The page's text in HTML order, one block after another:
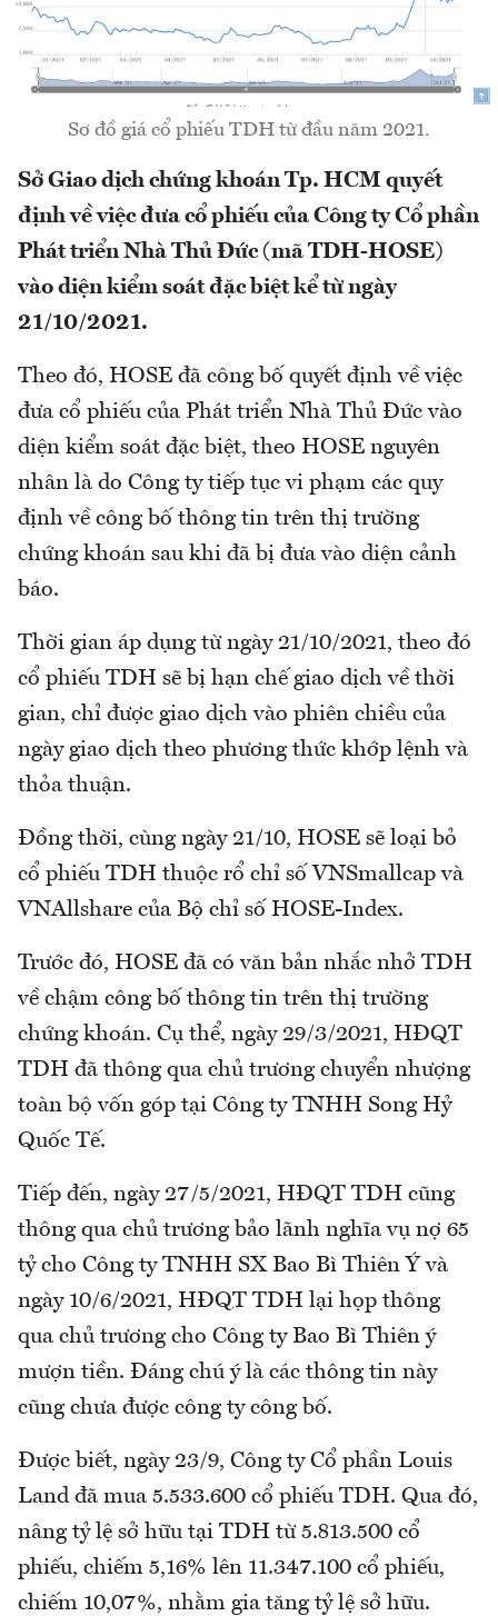
Sơ đồ giá cổ phiếu TDH từ đầu năm 2021.
Sở Giao dịch chứng khoán Tp. HCM quyết
định về việc đưa cổ phiếu của Công ty Cổ phần
Phát triển Nhà Thủ Đức (mã TDH-HOSE)
vào diện kiểm soát đặc biệt kể từ ngày
21/10/2021.
Theo đó, HOSE đã công bố quyết định về việc
đưa cổ phiếu của Phát triển Nhà Thủ Đức vào
diện kiểm soát đặc biệt, theo HOSE nguyên
nhân là do Công ty tiếp tục vi phạm các quy
định về công bố thông tin trên thị trường
chứng khoán sau khi đã bị đưa vào diện cảnh
báo.
Thời gian áp dụng từ ngày 21/10/2021, theo đó
cổ phiếu TDH sẽ bị hạn chế giao dịch về thời
gian, chỉ được giao dịch vào phiên chiều của
ngày giao dịch theo phương thức khớp lệnh và
thỏa thuận.
Đồng thời, cùng ngày 21/10, HOSE sẽ loại bỏ
cổ phiếu TDH thuộc rổ chỉ số VNSmallcap và
VNAllshare của Bộ chỉ số HOSE-Index.
Trước đó, HOSE đã có văn bản nhắc nhở TDH
về chậm công bố thông tin trên thị trường
chứng khoán. Cụ thể, ngày 29/3/2021, HĐQT
TDH đã thông qua chủ trương chuyển nhượng
toàn bộ vốn góp tại Công ty TNHH Song Hỷ
Quốc Tế.
Tiếp đến, ngày 27/5/2021, HĐQT TDH cũng
thông qua chủ trương bảo lãnh nghĩa vụ nợ 65
tỷ cho Công ty TNHH SX Bao Bì Thiên Ý và
ngày 10/6/2021, HĐQT TDH lại họp thông
qua chủ trương cho Công ty Bao Bì Thiên ý
mượn tiền. Đáng chú ý là các thông tin này
cũng chưa được công ty công bố.
Được biết, ngày 23/9, Công ty Cổ phần Louis
Land đã mua 5.533.600 cổ phiếu TDH. Qua đó,
nâng tỷ lệ sở hữu tại TDH từ 5.813.500 cổ
phiếu, chiếm 5,16% lên 11.347.100 cổ phiếu,
chiếm 10,07%, nhằm gia tăng tỷ lệ sở hữu.